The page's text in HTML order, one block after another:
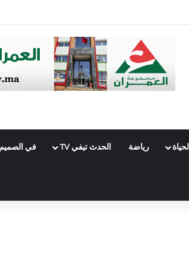
بوحلو
رياضة الحدث تيفي TV في الصميم